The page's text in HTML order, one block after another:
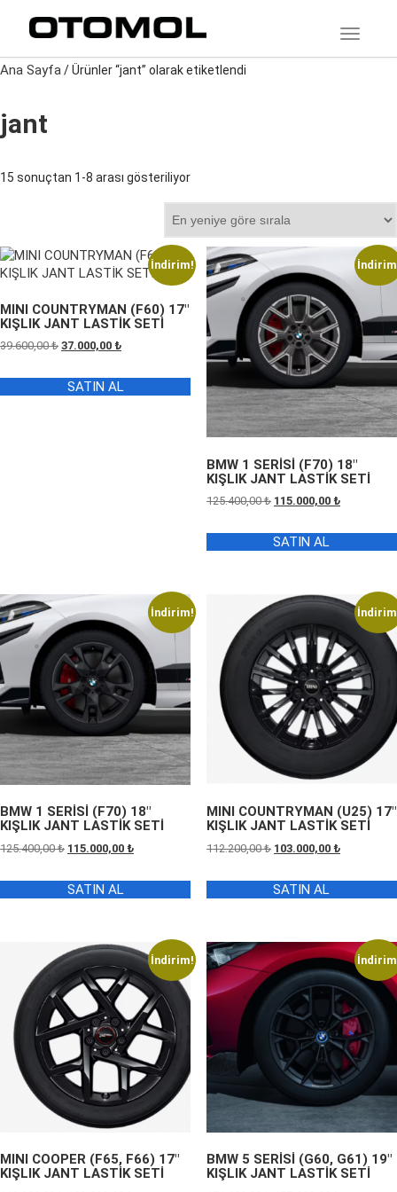
Ana Sayfa/ Ürünler “jant” olarak etiketlendi
jant
15 sonuçtan 1-8 arası gösteriliyorEn
yeniye
göre
sıralandı
İndirim!
MINI COUNTRYMAN (F60) 17″
KIŞLIK JANT LASTİK SETİ
39.600,00₺ Orijinal
39.600,00 ₺.
37.000,00 ₺Şu
fiyat:
37.000,00 ₺.
SATIN AL
BMW 1 SERİSİ (F70) 18″
KIŞLIK JANT LASTİK SETİ
125.400,00₺ Orijinal
125.400,00 ₺.
115.000,00 ₺Şu
fiyat:
115.000,00
SATIN AL
İndirim!
BMW 1 SERİSİ (F70) 18″
KIŞLIK JANT LASTİK SETİ
125.400,00₺ Orijinal
125.400,00 ₺.
115.000,00 ₺Şu
fiyat:
115.000,00 ₺.
SATIN AL
MINI COUNTRYMAN (U25) 17″
KIŞLIK JANT LASTİK SETİ
112.200,00₺ Orijinal
112.200,00 ₺.
103.000,00 ₺Şu
fiyat:
103.000,00
SATIN AL
İndirim!
MINI COOPER (F65, F66) 17″
KIŞLIK JANT LASTİK SETİ
BMW 5 SERİSİ (G60, G61) 19″
KIŞLIK JANT LASTİK SETİ